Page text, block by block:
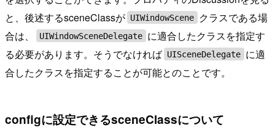
と、後述するsceneClassが UIWindowScene
クラスである場
合は、
UIWindowSceneDelegate に適合したクラスを指定す
る必要があります。そうでなければ UISceneDelegate に適
合したクラスを指定することが可能とのことです。
configに設定できるsceneClassについて